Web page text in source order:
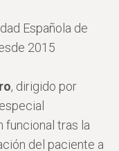
Española de
2015
, dirigido por
funcional tras la
del paciente a